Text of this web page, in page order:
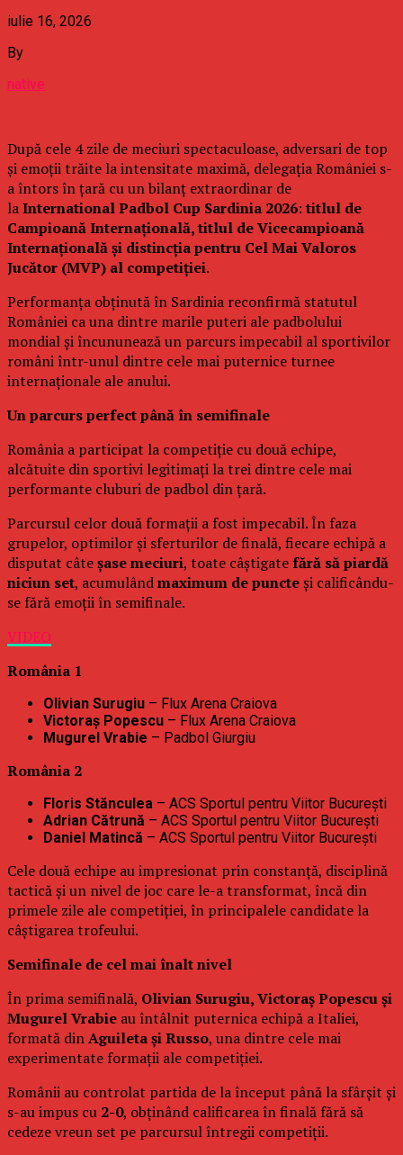
iulie 16, 2026
By
native
După cele 4 zile de meciuri spectaculoase, adversari de top
și emoții trăite la intensitate maximă, delegația României s-
a întors în țară cu un bilanț extraordinar de
laInternational Padbol Cup Sardinia 2026:titlul de
Campioană Internațională, titlul de Vicecampioană
Internațională și distincția pentru Cel Mai Valoros
Jucător (MVP) al competiției.
Performanța obținută în Sardinia reconfirmă statutul
României ca una dintre marile puteri ale padbolului
mondial și încununează un parcurs impecabil al sportivilor
români într-unul dintre cele mai puternice turnee
internaționale ale anului.
Un parcurs perfect până în semifinale
România a participat la competiție cu două echipe,
alcătuite din sportivi legitimați la trei dintre cele mai
performante cluburi de padbol din țară.
Parcursul celor două formații a fost impecabil. În faza
grupelor, optimilor și sferturilor de finală, fiecare echipă a
disputat câteșase meciuri, toate câștigatefără să piardă
niciun set, acumulândmaximum de puncteși calificându-
se fără emoții în semifinale.
VIDEO
România 1
Olivian Surugiu – Flux Arena Craiova
Victoraș Popescu – Flux Arena Craiova
Mugurel Vrabie – Padbol Giurgiu
România 2
Floris Stănculea – ACS Sportul pentru Viitor București
Adrian Cătrună – ACS Sportul pentru Viitor București
Daniel Matincă – ACS Sportul pentru Viitor București
Cele două echipe au impresionat prin constanță, disciplină
tactică și un nivel de joc care le-a transformat, încă din
primele zile ale competiției, în principalele candidate la
câștigarea trofeului.
Semifinale de cel mai înalt nivel
În prima semifinală, Olivian Surugiu, Victoraș Popescu și
Mugurel Vrabie au întâlnit puternica echipă a Italiei,
formată dinAguileta și Russo, una dintre cele mai
experimentate formații ale competiției.
Românii au controlat partida de la început până la sfârșit și
s-au impus cu 2-0, obținând calificarea în finală fără să
cedeze vreun set pe parcursul întregii competiții.